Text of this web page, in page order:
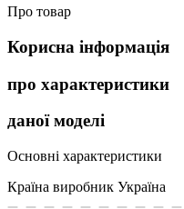
Про товар
Корисна інформація
про характеристики
даної моделі
Основні характеристики
Країна виробник Україна